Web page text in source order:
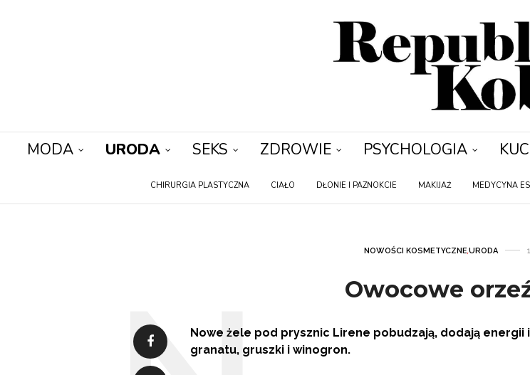
MODA URODA SEKS ZDROWIE PSYCHOLOGIA
CHIRURGIA PLASTYCZNA CIAŁO DŁONIE I PAZNOKCIE MAKIJAŻ MEDYCYNA
NOWOŚCI KOSMETYCZNE,URODA
Owocowe
Nowe żele pod prysznic Lirene pobudzają, dodają energii
granatu, gruszki i winogron.